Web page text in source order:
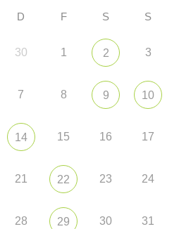
D F S S
30 1 2 3
7 8 9 10
14 15 16 17
21 22 23 24
28 29 30 31